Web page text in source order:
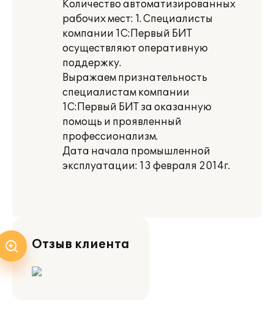
Количество автоматизированных
рабочих мест: 1. Специалисты
компании 1С:Первый БИТ
осуществляют оперативную
поддержку.
Выражаем признательность
специалистам компании
1С:Первый БИТ за оказанную
помощь и проявленный
профессионализм.
Дата начала промышленной
эксплуатации: 13 февраля 2014г.
Отзыв клиента